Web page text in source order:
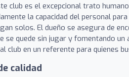
club es el excepcional trato
la capacidad del personal
solos. El dueño se asegura de
se quede sin jugar y fomentando
club en un referente para quienes
calidad